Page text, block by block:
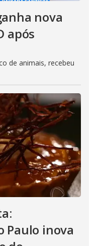
nova
após
de animais, recebeu
Paulo inova